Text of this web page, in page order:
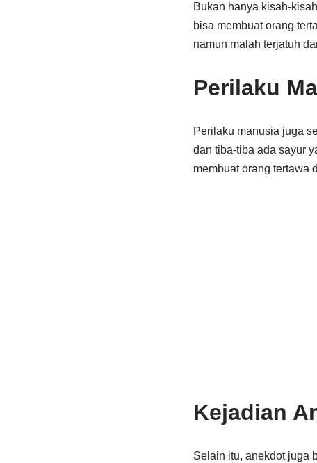
Bukan hanya kisah-
bisa membuat orang
namun malah terjatuh
Perilaku
Perilaku manusia juga
dan tiba-tiba ada sayur
membuat orang tertawa
Kejadian
Selain itu, anekdot juga